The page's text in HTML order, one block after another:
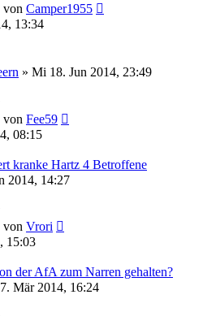
von Camper1955
13:34
» Mi 18. Jun 2014, 23:49
von Fee59
08:15
kranke Hartz 4 Betroffene
2014, 14:27
von Vrori
15:03
der AfA zum Narren gehalten?
Mär 2014, 16:24